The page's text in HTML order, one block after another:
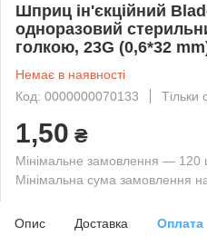
Шприц ін'єкційний
одноразовий
голкою, 23G (0,6*32
Немає в наявності
Код: 0000000070133
Тільки
1,50 ₴
Мінімальне замовлення — 120
Мінімальна сума замовлення
Опис Доставка Оплата